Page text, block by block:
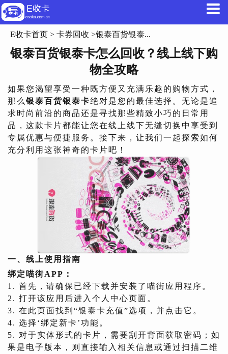
E收卡首页 > 卡券回收 >银泰百货银泰...
银泰百货银泰卡怎么回收？线上线下购
物全攻略
如果您渴望享受一种既方便又充满乐趣的购物方式，
那么 银泰百货银泰卡绝对是您的最佳选择。无论是追
求时尚前沿的商品还是寻找那些精致小巧的日常用
品，这款卡片都能让您在线上线下无缝切换中享受到
专属优惠与便捷服务。接下来，让我们一起探索如何
充分利用这张神奇的卡片吧！
一、线上使用指南
绑定喵街APP：
1. 首先，请确保已经下载并安装了喵街应用程序。
2. 打开该应用后进入个人中心页面。
3. 在此页面找到“银泰卡充值”选项，并点击它。
4. 选择‘绑定新卡’功能。
5. 对于实体形式的卡片，需要刮开背面获取密码；如
果是电子版本，则直接输入相关信息或通过扫描二维